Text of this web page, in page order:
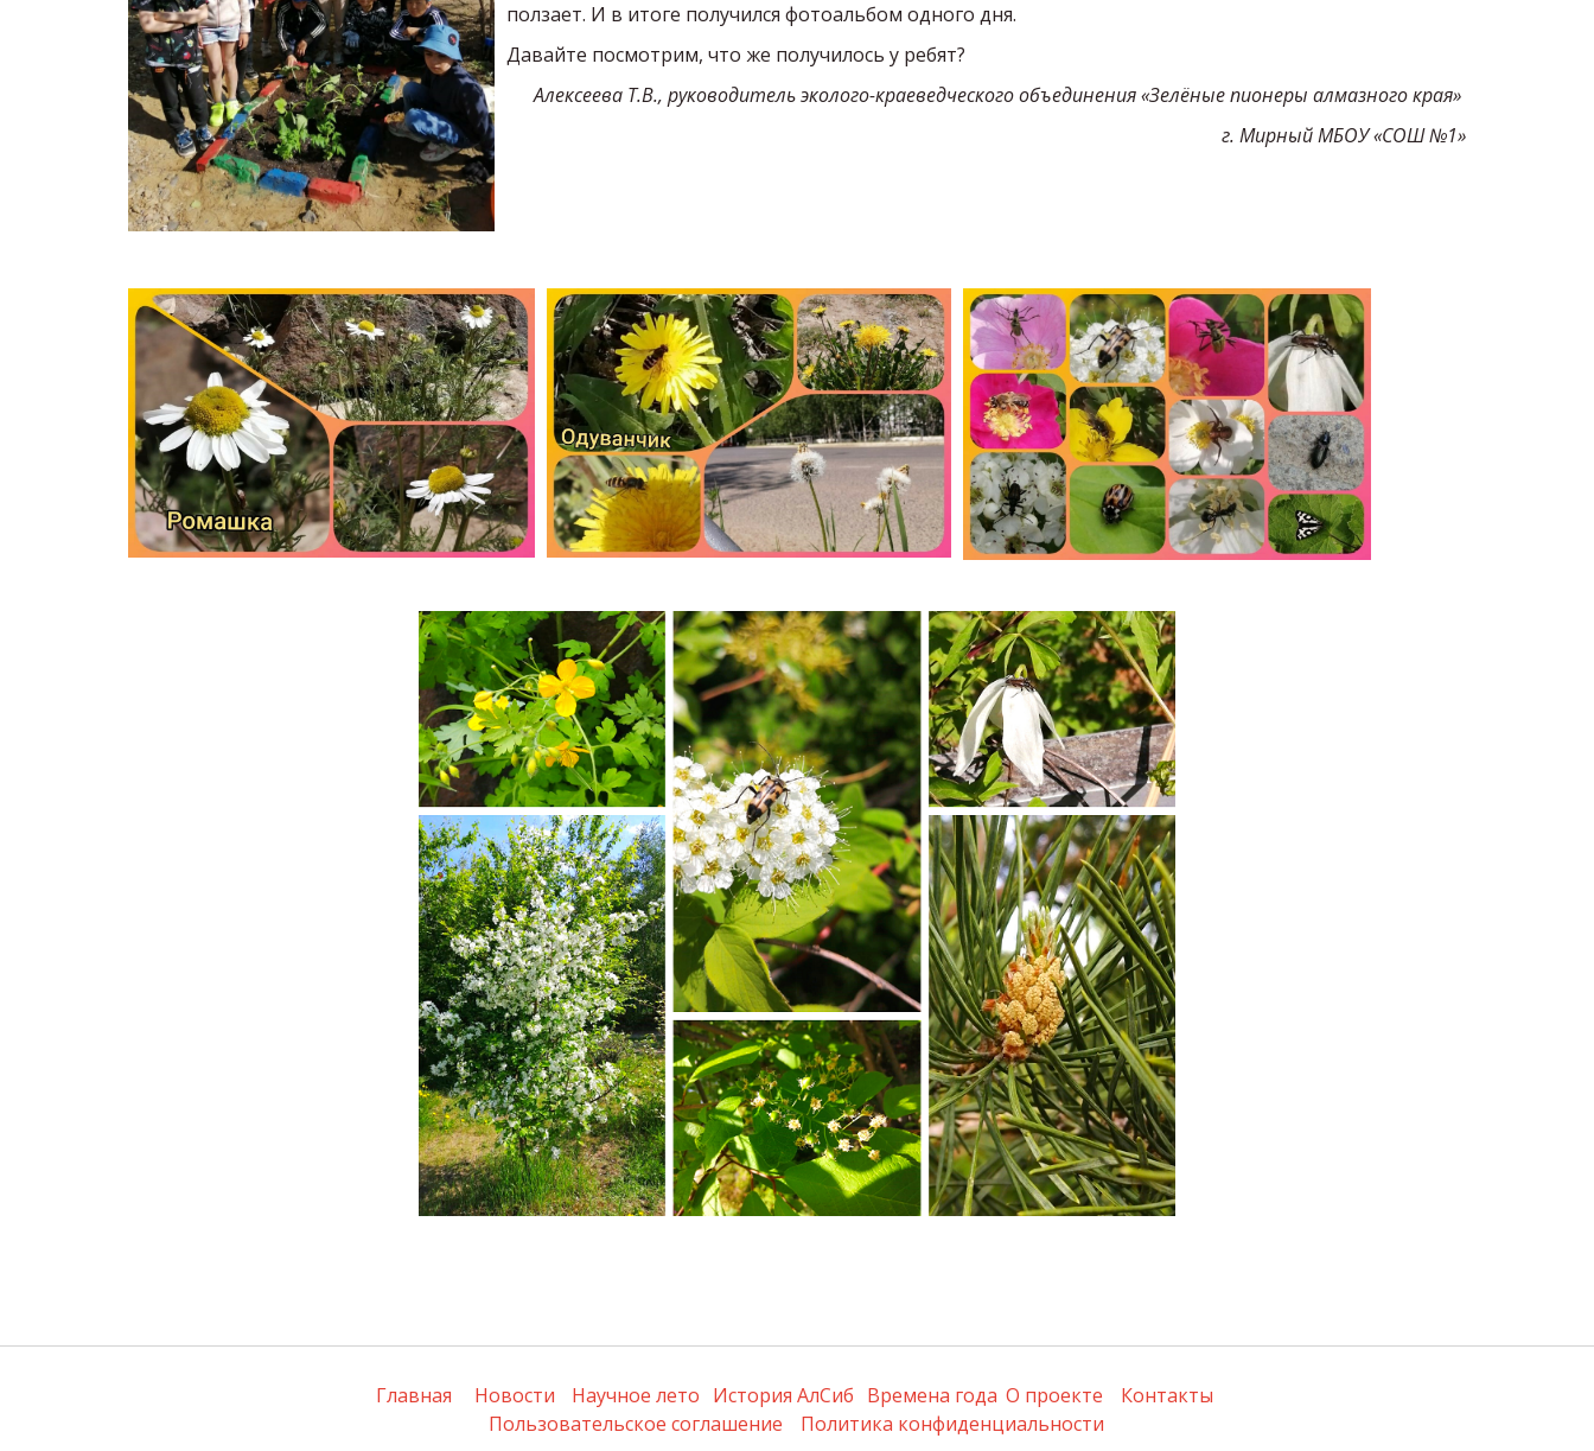
ползает. И в итоге получился фотоальбом одного дня.
Давайте посмотрим, что же получилось у ребят?
Алексеева Т.В., руководитель эколого-краеведческого объединения «Зелёные пионеры алмазного края»
г. Мирный МБОУ «СОШ №1»
Главная Новости Научное лето История АлСиб Времена года О проекте
Контакты
Пользовательское соглашение
Политика конфиденциальности